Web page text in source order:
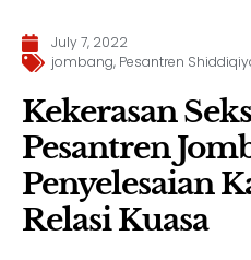
July 7, 2022
jombang, Pesantren
Kekerasan
Pesantren
Penyelesaian
Relasi Kuasa